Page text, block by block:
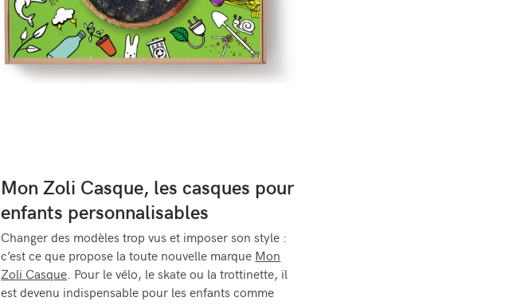
Mon Zoli Casque, les casques pour
enfants personnalisables
Changer des modèles trop vus et imposer son style :
c’est ce que propose la toute nouvelle marqueMon
Zoli Casque. Pour le vélo, le skate ou la trottinette, il
est devenu indispensable pour les enfants comme